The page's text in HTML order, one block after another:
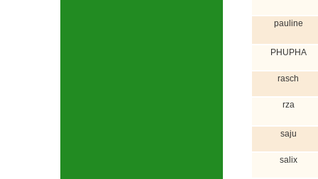
pauline
PHUPHA
rasch
rza
saju
salix